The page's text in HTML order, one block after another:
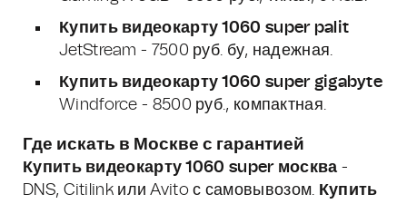
Купить видеокарту 1060 super palit
JetStream - 7500 руб. бу, надежная.
Купить видеокарту 1060 super gigabyte
Windforce - 8500 руб., компактная.
Где искать в Москве с гарантией
Купить видеокарту 1060 super москва -
DNS, Citilink или Avito с самовывозом. Купить